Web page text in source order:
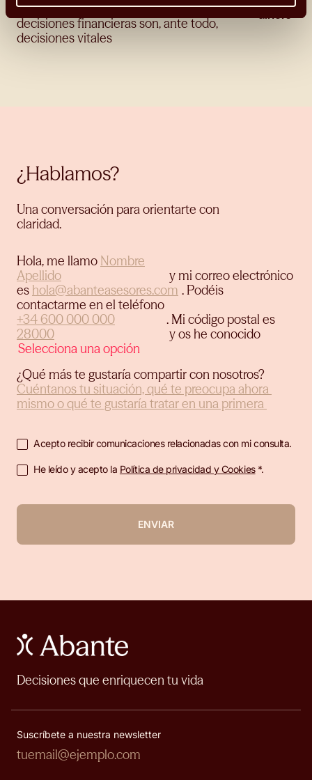
Del miedo a la confianza: por qué las
decisiones financieras son, ante todo,
decisiones vitales
dinero
¿Hablamos?
Una conversación para orientarte con
claridad.
Hola, me llamo
y mi correo electrónico
es
. Podéis
contactarme en el teléfono
. Mi código postal es
y os he conocido
¿Qué más te gustaría compartir con nosotros?
Acepto recibir comunicaciones relacionadas con mi consulta.
He leído y acepto la Política de privacidad y Cookies*.
ENVIAR
Decisiones que enriquecen tu vida
Suscríbete a nuestra newsletter